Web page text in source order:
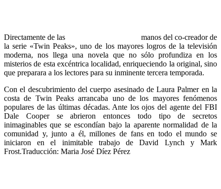
Directamente de las
manos del co-creador de
la serie «Twin Peaks», uno de los mayores logros de la televisión
moderna, nos llega una novela que no sólo profundiza en los
misterios de esta excéntrica localidad, enriqueciendo la original, sino
que preparara a los lectores para su inminente tercera temporada.
Con el descubrimiento del cuerpo asesinado de Laura Palmer en la
costa de Twin Peaks arrancaba uno de los mayores fenómenos
populares de las últimas décadas. Ante los ojos del agente del FBI
Dale Cooper se abrieron entonces todo tipo de secretos
inimaginables que se escondían bajo la aparente normalidad de la
comunidad y, junto a él, millones de fans en todo el mundo se
iniciaron en el inimitable trabajo de David Lynch y Mark
Frost.Traducción: Maria José Díez Pérez